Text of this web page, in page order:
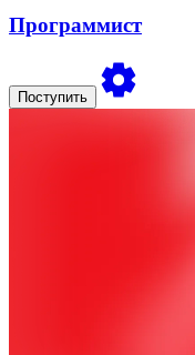
Программист
Поступить